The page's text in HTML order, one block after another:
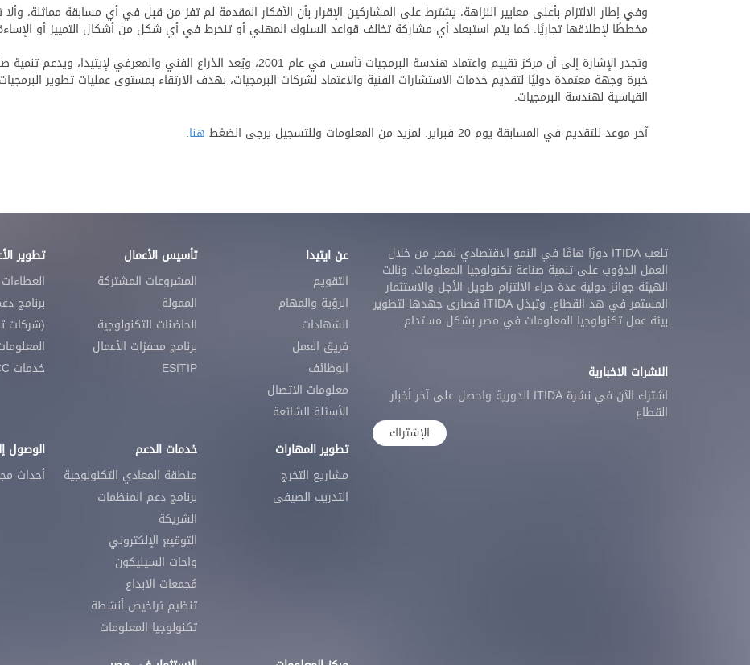
وفي إطار الالتزام بأعلى معايير النزاهة، يشترط على المشاركين الإقرار بأن الأفكار المقدمة لم تفز من قبل في أي مسابقة مماثلة،
مخططًا لإطلاقها تجاريًا. كما يتم استبعاد أي مشاركة تخالف قواعد السلوك المهني أو تنخرط في أي شكل من أشكال التمييز أو
وتجدر الإشارة إلى أن مركز تقييم واعتماد هندسة البرمجيات تأسس في عام 2001، ويُعد الذراع
خبرة وجهة معتمدة دوليًا لتقديم خدمات الاستشارات الفنية والاعتماد لشركات البرمجيات، بهدف الارتقاء بمستوى عمليات تطوير
القياسية لهندسة البرمجيات.
آخر موعد للتقديم في المسابقة يوم 20 فبراير. لمزيد من المعلومات وللتسجيل يرجى الضغط
هنا.
تلعب ITIDA دورًا هامًا في النمو الاقتصادي لمصر من خلال
العمل الدؤوب على تنمية صناعة تكنولوجيا المعلومات. ونالت
الهيئة جوائز دولية عدة جراء الالتزام طويل الأجل والاستثمار
المستمر في هذ القطاع. وتبذل ITIDA قصارى جهدها لتطوير
بيئة عمل تكنولوجيا المعلومات في مصر بشكل مستدام.
النشرات الاخبارية
اشترك الآن في نشرة ITIDA الدورية واحصل على آخر أخبار
القطاع
الإشتراك
عن ايتيدا
التقويم
الرؤية والمهام
الشهادات
فريق العمل
الوظائف
معلومات الاتصال
الأسئلة الشائعة
تأسيس الأعمال
المشروعات المشتركة
الممولة
الحاضنات التكنولوجية
برنامج محفزات الأعمال
ESITIP
تطوير
برنامج
(شركات
خدمات SECC الاستشارية
تطوير المهارات
مشاريع التخرج
التدريب الصيفى
خدمات الدعم
منطقة المعادي التكنولوجية
برنامج دعم المنظمات
الشريكة
التوقيع الإلكتروني
واحات السيليكون
مُجمعات الابداع
تنظيم تراخيص أنشطة
تكنولوجيا المعلومات
الوصول
أحداث